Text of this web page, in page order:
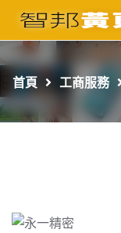
首頁
最新店家
吃喝玩樂
一頁式黃頁
首頁 工商服務